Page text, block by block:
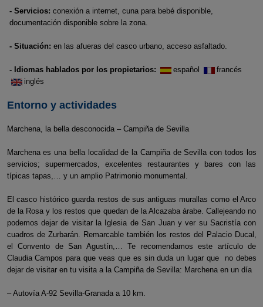
- Servicios: conexión a internet, cuna para bebé disponible,
documentación disponible sobre la zona.
- Situación: en las afueras del casco urbano, acceso asfaltado.
- Idiomas hablados por los propietarios: español
francés
inglés
Entorno y actividades
Marchena, la bella desconocida – Campiña de Sevilla
Marchena es una bella localidad de la Campiña de Sevilla con todos los
servicios; supermercados, excelentes restaurantes y bares con las
típicas tapas,… y un amplio Patrimonio monumental.
El casco histórico guarda restos de sus antiguas murallas como el Arco
de la Rosa y los restos que quedan de la Alcazaba árabe. Callejeando no
podemos dejar de visitar la Iglesia de San Juan y ver su Sacristía con
cuadros de Zurbarán. Remarcable también los restos del Palacio Ducal,
el Convento de San Agustín,… Te recomendamos este artículo de
Claudia Campos para que veas que es sin duda un lugar que no debes
dejar de visitar en tu visita a la Campiña de Sevilla: Marchena en un día
– Autovía A-92 Sevilla-Granada a 10 km.